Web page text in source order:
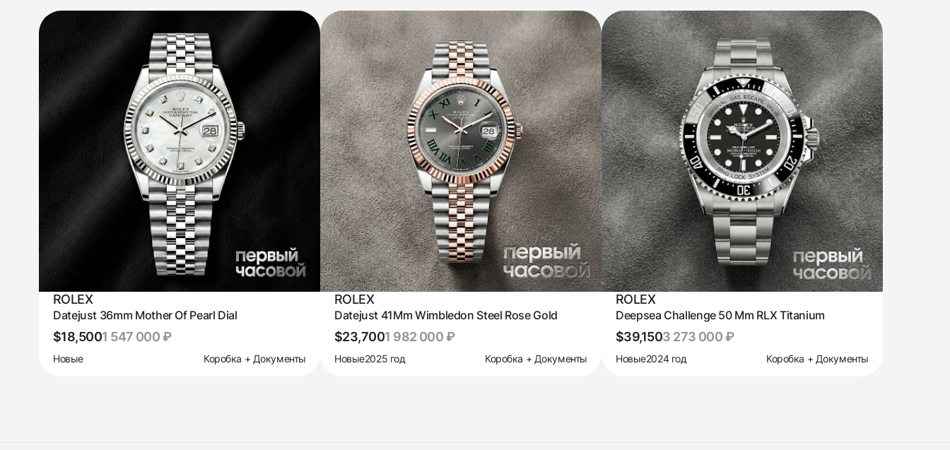
ROLEX
Datejust 36mm Mother Of Pearl Dial
$18,5001 547 000 ₽
Новые Коробка + Документы
ROLEX
Datejust 41Mm Wimbledon Steel Rose Gold
$23,7001 982 000 ₽
Новые2025 год Коробка + Документы
ROLEX
Deepsea Challenge 50 Mm RLX Titanium
$39,1503 273 000 ₽
Новые2024 год Коробка + Документы